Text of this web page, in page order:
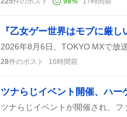
28件のポスト 16時間前
ツナらじイベント開催、ハ